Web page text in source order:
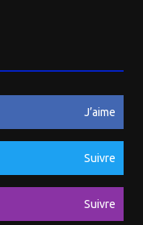
J’aime
Suivre
Suivre